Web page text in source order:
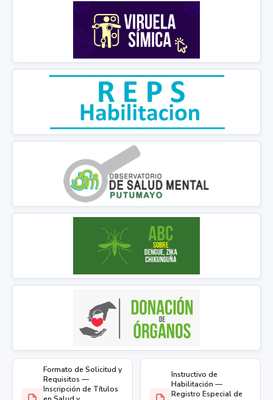
Formato de Solicitud y
Requisitos —
Inscripción de Títulos
Instructivo de
Habilitación —
Registro Especial de